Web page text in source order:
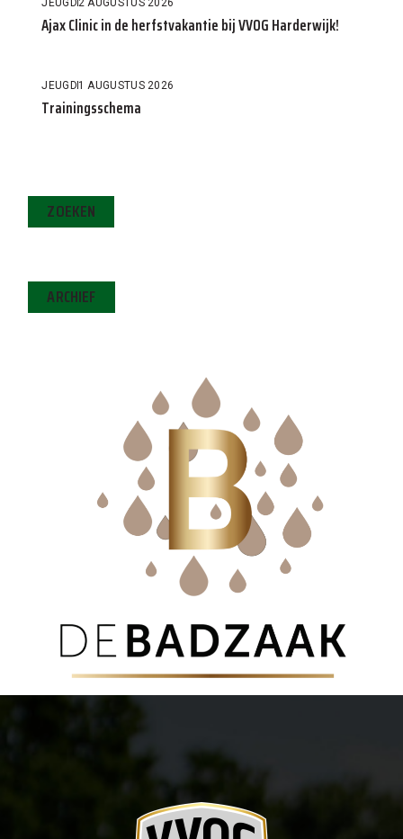
Ajax Clinic in de herfstvakantie bij VVOG Harderwijk!
JEUGD1 AUGUSTUS 2026
Trainingsschema
ZOEKEN
ARCHIEF